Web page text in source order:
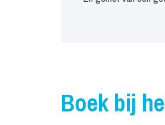
Boek bij